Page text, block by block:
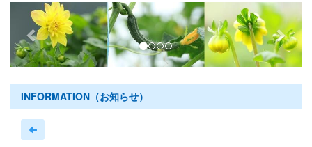
p
r
e
v
i
o
u
n
e
x
t
INFORMATION（お知らせ）